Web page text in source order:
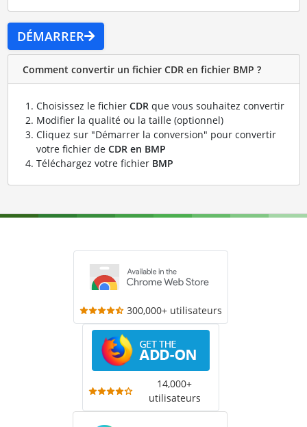
DÉMARRER
Comment convertir un fichier CDR en fichier BMP ?
Choisissez le fichier CDRque vous souhaitez convertir
Modifier la qualité ou la taille (optionnel)
Cliquez sur "Démarrer la conversion" pour convertir
votre fichier de CDR en BMP
Téléchargez votre fichier BMP
300,000+ utilisateurs
14,000+
utilisateurs